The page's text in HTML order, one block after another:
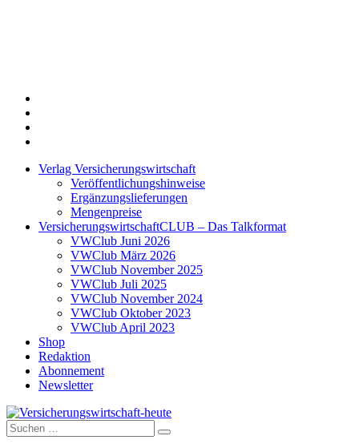
Verlag Versicherungswirtschaft
Veröffentlichungshinweise
Ergänzungslieferungen
Mengenpreise
VersicherungswirtschaftCLUB – Das Talkformat
VWClub Juni 2026
VWClub März 2026
VWClub November 2025
VWClub Juli 2025
VWClub November 2024
VWClub Oktober 2023
VWClub April 2023
Shop
Redaktion
Abonnement
Newsletter
Versicherungswirtschaft-heute
Suche
nach: